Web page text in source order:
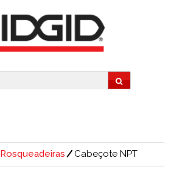
Rosqueadeiras Cabeçote NPT